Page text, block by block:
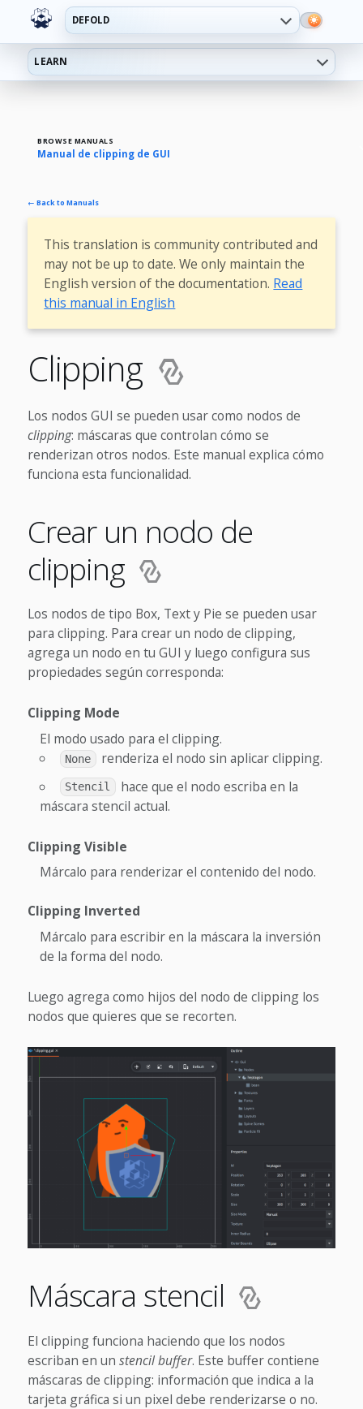
DEFOLD
LEARN
BROWSE MANUALS
Manual de clipping de GUI
← Back to Manuals
This translation is community contributed and
may not be up to date. We only maintain the
English version of the documentation. Read
this manual in English
Clipping
Los nodos GUI se pueden usar como nodos de
clipping: máscaras que controlan cómo se
renderizan otros nodos. Este manual explica cómo
funciona esta funcionalidad.
Crear un nodo de
clipping
Los nodos de tipo Box, Text y Pie se pueden usar
para clipping. Para crear un nodo de clipping,
agrega un nodo en tu GUI y luego configura sus
propiedades según corresponda:
Clipping Mode
El modo usado para el clipping.
None renderiza el nodo sin aplicar clipping.
Stencil
hace que el nodo escriba en la
máscara stencil actual.
Clipping Visible
Márcalo para renderizar el contenido del nodo.
Clipping Inverted
Márcalo para escribir en la máscara la inversión
de la forma del nodo.
Luego agrega como hijos del nodo de clipping los
nodos que quieres que se recorten.
Máscara stencil
El clipping funciona haciendo que los nodos
escriban en un stencil buffer. Este buffer contiene
máscaras de clipping: información que indica a la
tarjeta gráfica si un pixel debe renderizarse o no.